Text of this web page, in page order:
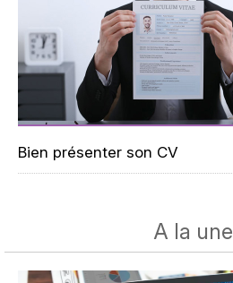
Bien présenter son CV
A la une